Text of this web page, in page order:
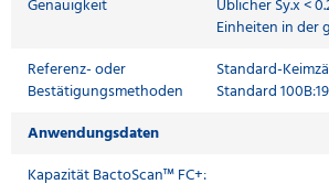
Genauigkeit
Üblicher Sy.x <
Einheiten in der
Referenz- oder
Bestätigungsmethoden
Standard-
Standard
Anwendungsdaten
Kapazität BactoScan™ FC+: